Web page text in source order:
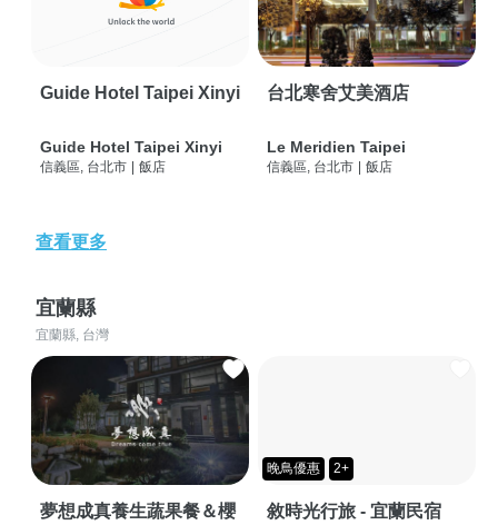
Guide Hotel Taipei Xinyi
Guide Hotel Taipei Xinyi
信義區, 台北市 | 飯店
台北寒舍艾美酒店
Le Meridien Taipei
信義區, 台北市 | 飯店
查看更多
宜蘭縣
宜蘭縣, 台灣
夢想成真養生蔬果餐＆櫻
晚鳥優惠 2+
敘時光行旅 - 宜蘭民宿